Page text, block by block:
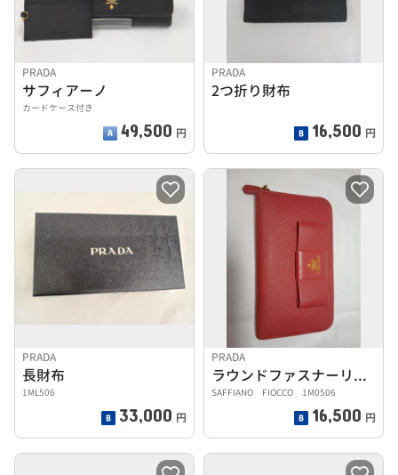
PRADA
サフィアーノ
カードケース付き
49,500 円
PRADA
2つ折り財布
16,500 円
PRADA
長財布
1ML506
33,000 円
PRADA
ラウンドファスナーリボン
SAFFIANO FIOCCO 1M0506
16,500 円